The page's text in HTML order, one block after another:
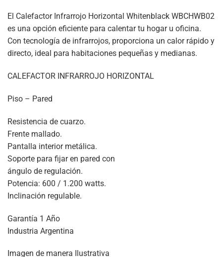
El Calefactor Infrarrojo Horizontal Whitenblack WBCHWB02
es una opción eficiente para calentar tu hogar u oficina.
Con tecnología de infrarrojos, proporciona un calor rápido y
directo, ideal para habitaciones pequeñas y medianas.
CALEFACTOR INFRARROJO HORIZONTAL
Piso – Pared
Resistencia de cuarzo.
Frente mallado.
Pantalla interior metálica.
Soporte para fijar en pared con
ángulo de regulación.
Potencia: 600 / 1.200 watts.
Inclinación regulable.
Garantía 1 Año
Industria Argentina
Imagen de manera Ilustrativa